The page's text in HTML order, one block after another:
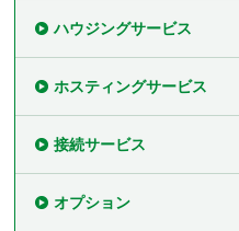
ハウジングサービス
ホスティングサービス
接続サービス
オプション